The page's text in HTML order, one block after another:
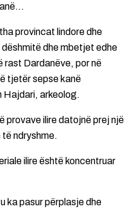
provincat lindore dhe
dhe mbetjet edhe
rast Dardanëve, por në
tjetër sepse kanë
Hajdari, arkeolog.
provave ilire datojnë prej një
ndryshme.
ilire është koncentruar
ka pasur përplasje dhe